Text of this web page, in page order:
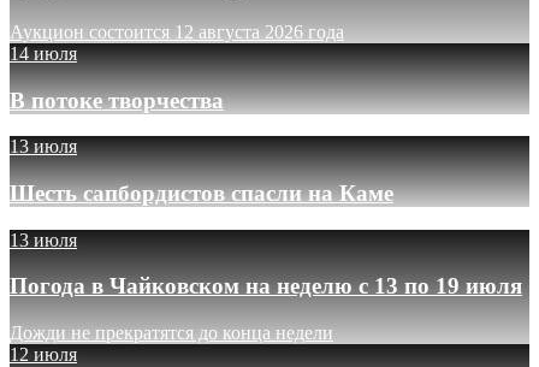
Аукцион состоится 12 августа 2026 года
14 июля
В потоке творчества
13 июля
Шесть сапбордистов спасли на Каме
13 июля
Погода в Чайковском на неделю с 13 по 19 июля
Дожди не прекратятся до конца недели
12 июля